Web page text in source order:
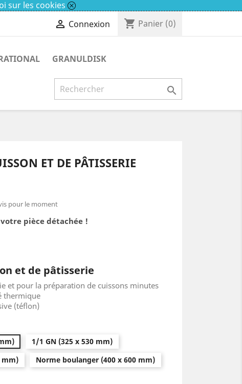
sur les cookies
 Connexion shopping_cart Panier (0)
GRANULDISK

ET DE PÂTISSERIE
pour le moment
pièce détachée !
et de pâtisserie
et pour la préparation de cuissons minutes
thermique
(téflon)
1/1 GN (325 x 530 mm)
mm)
Norme boulanger (400 x 600 mm)